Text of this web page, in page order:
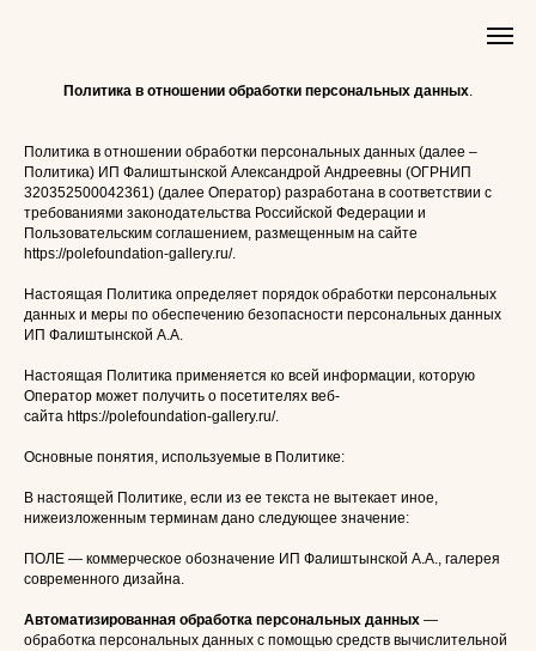
Политика в отношении обработки персональных данных.
Политика в отношении обработки персональных данных (далее –
Политика) ИП Фалиштынской Александрой Андреевны (ОГРНИП
320352500042361) (далее Оператор) разработана в соответствии с
требованиями законодательства Российской Федерации и
Пользовательским соглашением, размещенным на сайте
https://polefoundation-gallery.ru/.
Настоящая Политика определяет порядок обработки персональных
данных и меры по обеспечению безопасности персональных данных
ИП Фалиштынской А.А.
Настоящая Политика применяется ко всей информации, которую
Оператор может получить о посетителях веб-
сайта https://polefoundation-gallery.ru/.
Основные понятия, используемые в Политике:
В настоящей Политике, если из ее текста не вытекает иное,
нижеизложенным терминам дано следующее значение:
ПОЛЕ — коммерческое обозначение ИП Фалиштынской А.А., галерея
современного дизайна.
Автоматизированная обработка персональных данных —
обработка персональных данных с помощью средств вычислительной